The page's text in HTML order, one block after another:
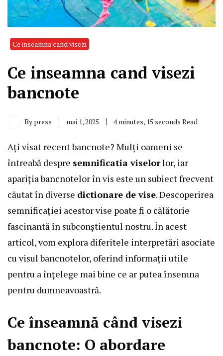
Ce inseamna cand visezi
Ce inseamna cand visezi
bancnote
By press mai 1, 2025 4 minutes, 15 seconds Read
Ați visat recent bancnote? Mulți oameni se
întreabă despre semnificatia viselorlor, iar
apariția bancnotelor în vis este un subiect frecvent
căutat în diverse dictionare de vise. Descoperirea
semnificației acestor vise poate fi o călătorie
fascinantă în subconștientul nostru. În acest
articol, vom explora diferitele interpretări asociate
cu visul bancnotelor, oferind informații utile
pentru a înțelege mai bine ce ar putea însemna
pentru dumneavoastră.
Ce înseamnă când visezi
bancnote: O abordare